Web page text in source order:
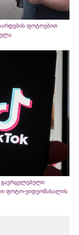
ფოტოებით
გავრცელებული
ფოტო-ვიდეომასალის